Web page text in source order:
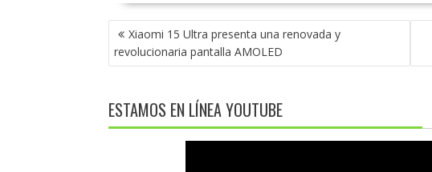
NAVEGACIÓN
DE
ENTRADAS
Xiaomi 15 Ultra presenta una renovada y
revolucionaria pantalla AMOLED
ESTAMOS EN LÍNEA YOUTUBE